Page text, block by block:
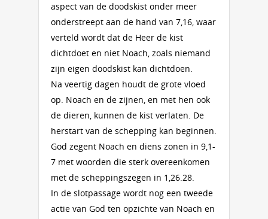
aspect van de doodskist onder meer
onderstreept aan de hand van 7,16, waar
verteld wordt dat de Heer de kist
dichtdoet en niet Noach, zoals niemand
zijn eigen doodskist kan dichtdoen.
Na veertig dagen houdt de grote vloed
op. Noach en de zijnen, en met hen ook
de dieren, kunnen de kist verlaten. De
herstart van de schepping kan beginnen.
God zegent Noach en diens zonen in 9,1-
7 met woorden die sterk overeenkomen
met de scheppingszegen in 1,26.28.
In de slotpassage wordt nog een tweede
actie van God ten opzichte van Noach en